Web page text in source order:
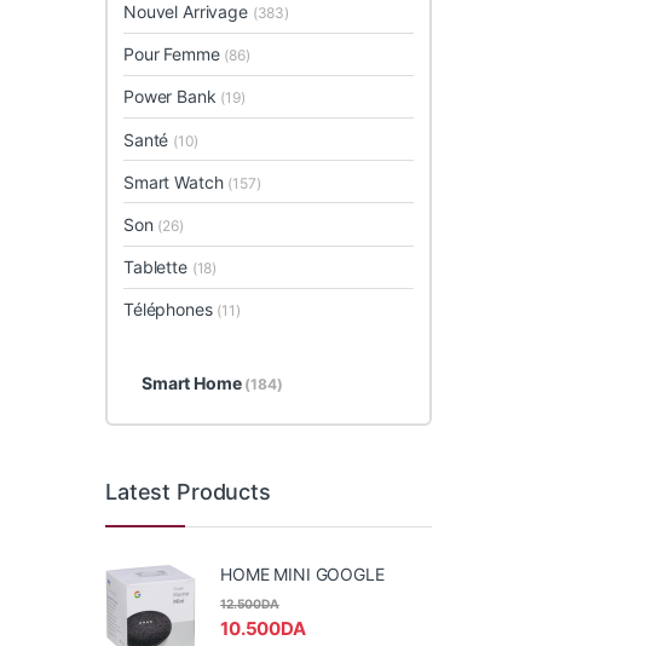
Nouvel Arrivage (383)
Pour Femme (86)
Power Bank (19)
Santé (10)
Smart Watch (157)
Son (26)
Tablette (18)
Téléphones (11)
Smart Home (184)
Latest Products
HOME MINI GOOGLE
10.500DA
12.500DA